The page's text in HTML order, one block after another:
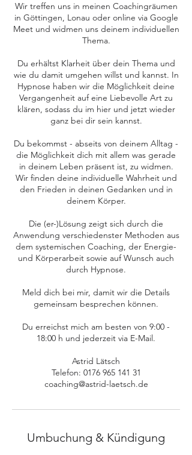
Wir treffen uns in meinen Coachingräumen
in Göttingen, Lonau oder online via Google
Meet und widmen uns deinem individuellen
Thema.
Du erhältst Klarheit über dein Thema und
wie du damit umgehen willst und kannst. In
Hypnose haben wir die Möglichkeit deine
Vergangenheit auf eine Liebevolle Art zu
klären, sodass du im hier und jetzt wieder
ganz bei dir sein kannst.
Du bekommst - abseits von deinem Alltag -
die Möglichkeit dich mit allem was gerade
in deinem Leben präsent ist, zu widmen.
Wir finden deine individuelle Wahrheit und
den Frieden in deinen Gedanken und in
deinem Körper.
Die (er-)Lösung zeigt sich durch die
Anwendung verschiedenster Methoden aus
dem systemischen Coaching, der Energie-
und Körperarbeit sowie auf Wunsch auch
durch Hypnose.
Meld dich bei mir, damit wir die Details
gemeinsam besprechen können.
Du erreichst mich am besten von 9:00 -
18:00 h und jederzeit via E-Mail.
Astrid Lätsch
Telefon: 0176 965 141 31
coaching@astrid-laetsch.de
Umbuchung & Kündigung